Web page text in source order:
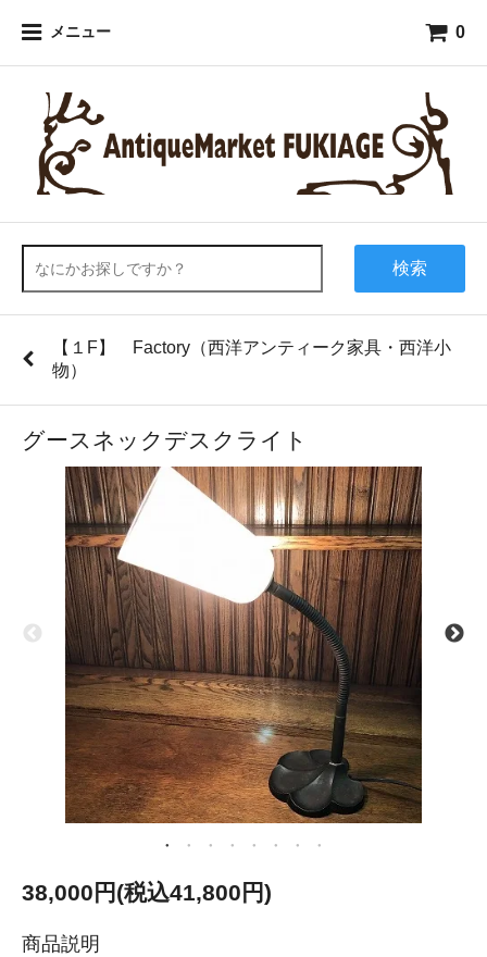
メニュー 0
検索
【１F】 Factory（西洋アンティーク家具・西洋小
物）
グースネックデスクライト
38,000円(税込41,800円)
商品説明